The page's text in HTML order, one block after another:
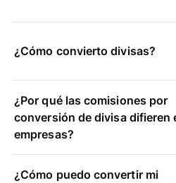
¿Cómo convierto divisas?
¿Por qué las comisiones por
conversión de divisa difieren
empresas?
¿Cómo puedo convertir mi